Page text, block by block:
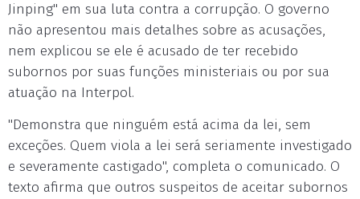
Jinping" em sua luta contra a corrupção. O governo
não apresentou mais detalhes sobre as acusações,
nem explicou se ele é acusado de ter recebido
subornos por suas funções ministeriais ou por sua
atuação na Interpol.
"Demonstra que ninguém está acima da lei, sem
exceções. Quem viola a lei será seriamente investigado
e severamente castigado", completa o comunicado. O
texto afirma que outros suspeitos de aceitar subornos